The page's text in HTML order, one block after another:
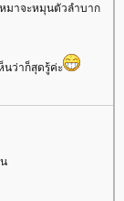
มาจะหมุนตัวลำบาก
นว่าก็สุดรู้ค่ะ